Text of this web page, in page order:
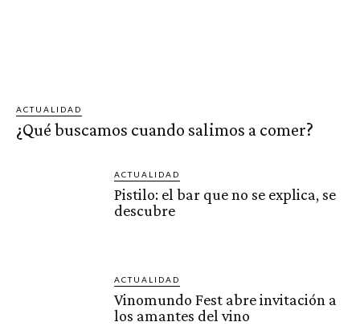
ACTUALIDAD
¿Qué buscamos cuando salimos a comer?
ACTUALIDAD
Pistilo: el bar que no se explica, se
descubre
ACTUALIDAD
Vinomundo Fest abre invitación a
los amantes del vino